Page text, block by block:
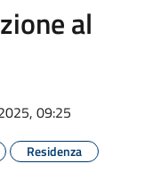
al
09:25
Residenza